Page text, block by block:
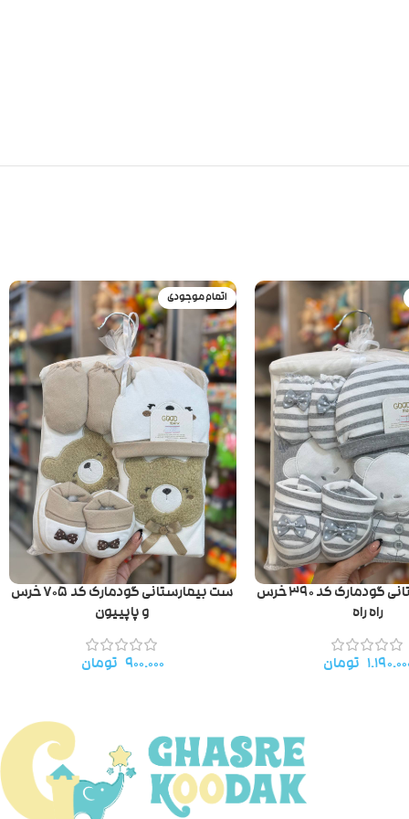
ست بیمارستانی گودمارک کد ۳۹۰ خرس
راه راه
تومان
اتمام موجودی
ست بیمارستانی گودمارک کد ۷۰۵ خرس
و پاپییون
۹۰۰.۰۰۰ تومان